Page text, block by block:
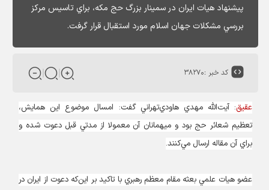
پيشنهاد هيات ايران در سمينار بزرگ حج مكه، براي تاسيس مركز
بررسي مشكلات جهان اسلام مورد استقبال قرار گرفت.
کد خبر :۳۸۲۷۰
عقیق: آيت‌الله مهدي هاودي‌تهراني گفت: امسال موضوع اين همايش،
تعظيم شعائر حج بود و ميهمانان آن معمولا از مدتي قبل دعوت شده و
براي آن مقاله ارسال مي‌كنند.
عضو هيات علمي بعثه مقام معظم رهبري با تاكيد بر اين‌كه دعوت از ايران در